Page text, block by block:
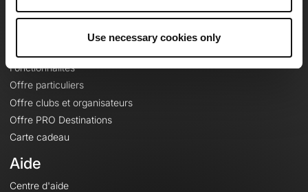
Use necessary cookies only
Fonctionnalités
Offre particuliers
Offre clubs et organisateurs
Offre PRO Destinations
Carte cadeau
Aide
Centre d'aide